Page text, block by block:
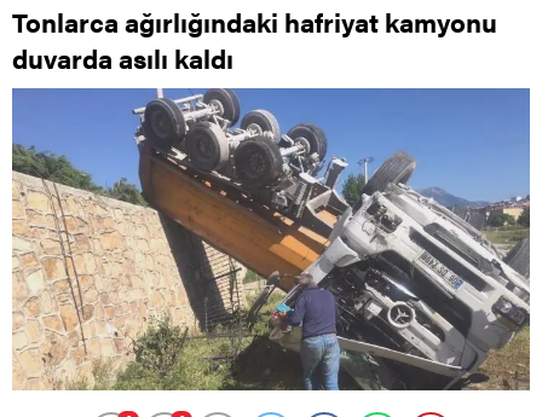
Tonlarca ağırlığındaki hafriyat kamyonu
duvarda asılı kaldı